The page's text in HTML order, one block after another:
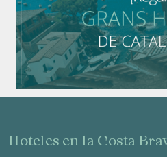
hoteles en la Costa